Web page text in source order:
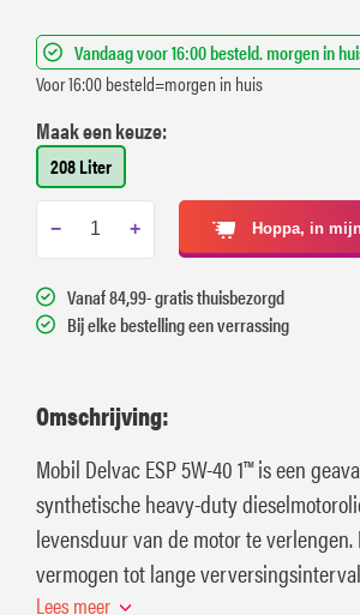
Vandaag voor 16:00 besteld. morgen in
Voor 16:00 besteld=morgen in huis
Maak een keuze:
208 Liter
− + Hoppa, in
Vanaf 84,99- gratis thuisbezorgd
Bij elke bestelling een verrassing
Omschrijving:
Mobil Delvac ESP 5W-40 1™ is een
synthetische heavy-duty
levensduur van de motor te
vermogen tot lange
brandstofbesparing² voor moderne en
Lees meer